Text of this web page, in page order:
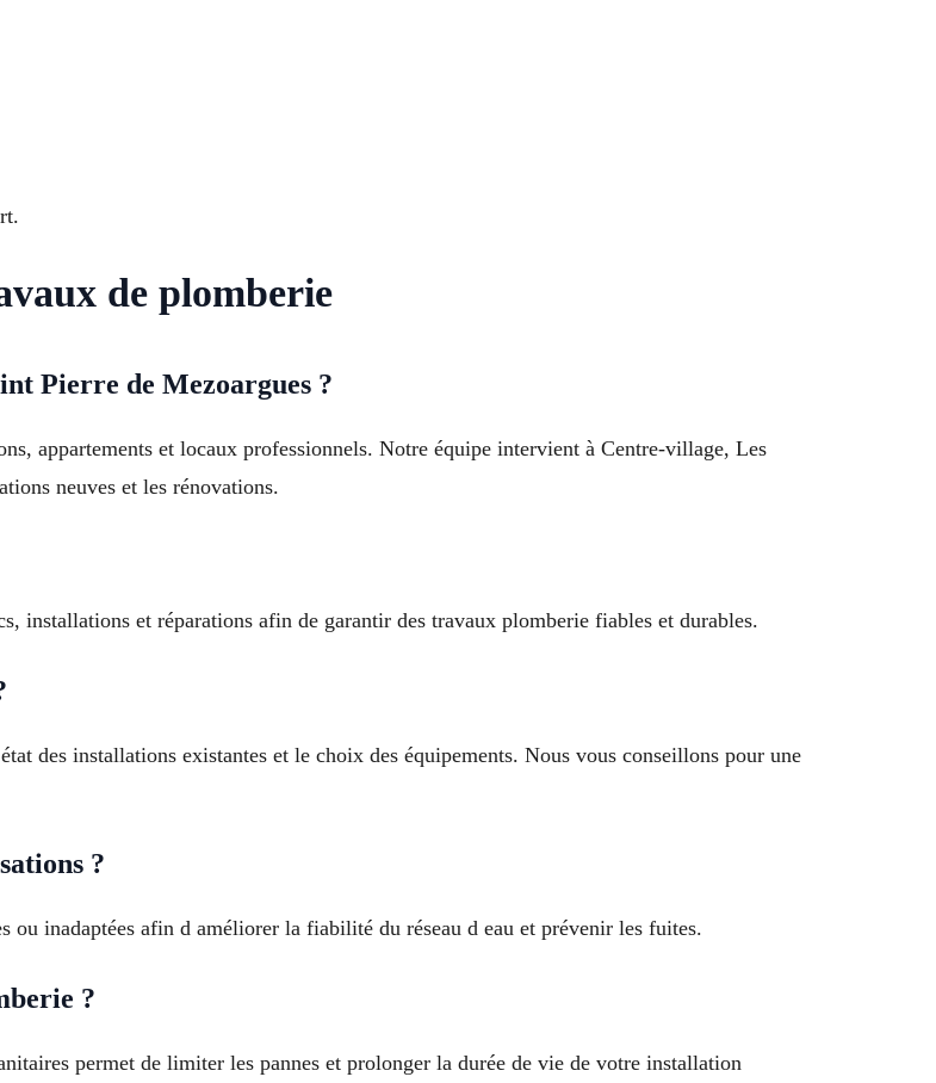
de plomberie
Pierre de Mezoargues ?
appartements et locaux professionnels. Notre équipe intervient à Centre-village, Les
neuves et les rénovations.
installations et réparations afin de garantir des travaux plomberie fiables et durables.
des installations existantes et le choix des équipements. Nous vous conseillons pour une
?
ou inadaptées afin d améliorer la fiabilité du réseau d eau et prévenir les fuites.
?
permet de limiter les pannes et prolonger la durée de vie de votre installation